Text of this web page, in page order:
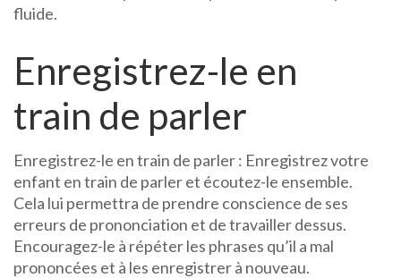
fluide.
Enregistrez-le en
train de parler
Enregistrez-le en train de parler : Enregistrez votre
enfant en train de parler et écoutez-le ensemble.
Cela lui permettra de prendre conscience de ses
erreurs de prononciation et de travailler dessus.
Encouragez-le à répéter les phrases qu’il a mal
prononcées et à les enregistrer à nouveau.